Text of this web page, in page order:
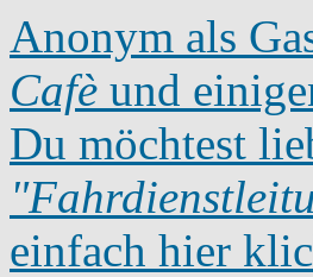
Anonym als
Cafè und
Du möchtest
einfach hier